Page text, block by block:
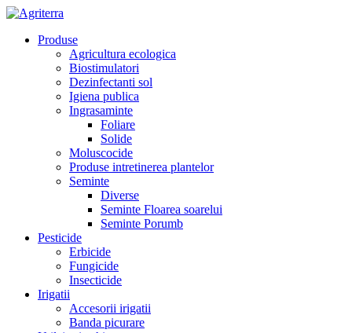
Produse
Agricultura ecologica
Biostimulatori
Dezinfectanti sol
Igiena publica
Ingrasaminte
Foliare
Solide
Moluscocide
Produse intretinerea plantelor
Seminte
Diverse
Seminte Floarea soarelui
Seminte Porumb
Pesticide
Erbicide
Fungicide
Insecticide
Irigatii
Accesorii irigatii
Banda picurare